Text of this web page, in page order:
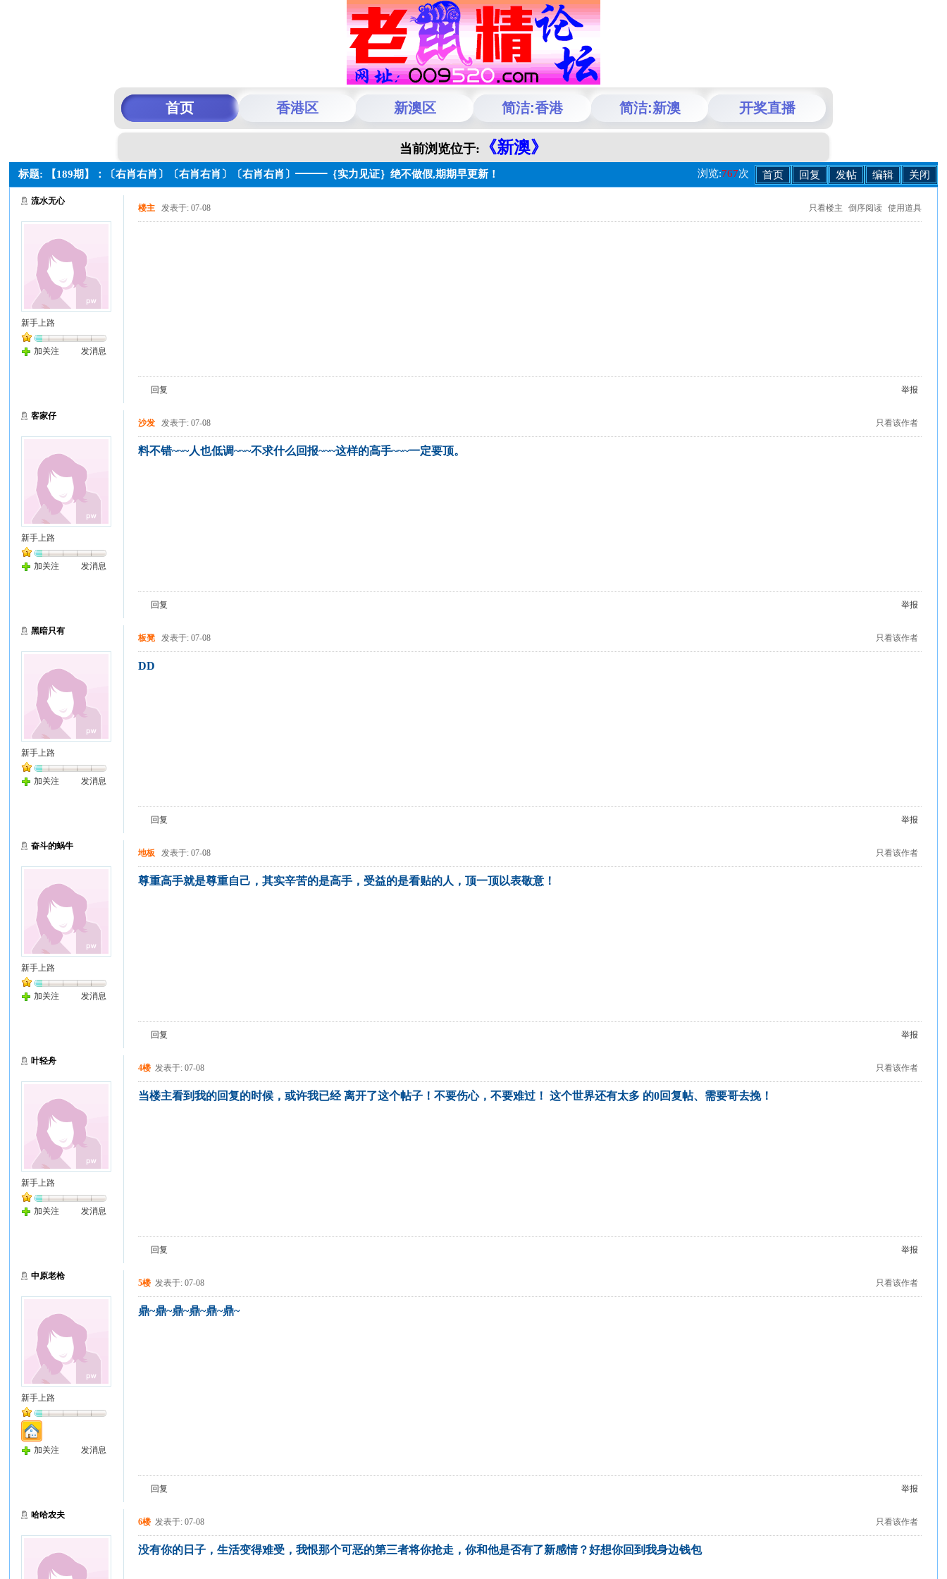
首页 香港区 新澳区 简洁:香港 简洁:新澳 开奖直播
当前浏览位于: 《新澳》
关闭
编辑
发帖
回复
首页
浏览:767次
标题: 【189期】：〔右肖右肖〕〔右肖右肖〕〔右肖右肖〕━━━｛实力见证｝绝不做假,期期早更新！
流水无心
新手上路
加关注 发消息
只看楼主 倒序阅读 使用道具
楼主 发表于: 07-08
回复 举报
客家仔
新手上路
加关注 发消息
只看该作者
沙发 发表于: 07-08
料不错~~~人也低调~~~不求什么回报~~~这样的高手~~~一定要顶。
回复 举报
黑暗只有
新手上路
加关注 发消息
只看该作者
板凳 发表于: 07-08
DD
回复 举报
奋斗的蜗牛
新手上路
加关注 发消息
只看该作者
地板 发表于: 07-08
尊重高手就是尊重自己，其实辛苦的是高手，受益的是看贴的人，顶一顶以表敬意！
回复 举报
叶轻舟
新手上路
加关注 发消息
只看该作者
4楼 发表于: 07-08
当楼主看到我的回复的时候，或许我已经 离开了这个帖子！不要伤心，不要难过！ 这个世界还有太多 的0回复帖、需要哥去挽！
回复 举报
中原老枪
新手上路
加关注 发消息
只看该作者
5楼 发表于: 07-08
鼎~鼎~鼎~鼎~鼎~鼎~
回复 举报
哈哈农夫
只看该作者
6楼 发表于: 07-08
没有你的日子，生活变得难受，我恨那个可恶的第三者将你抢走，你和他是否有了新感情？好想你回到我身边钱包